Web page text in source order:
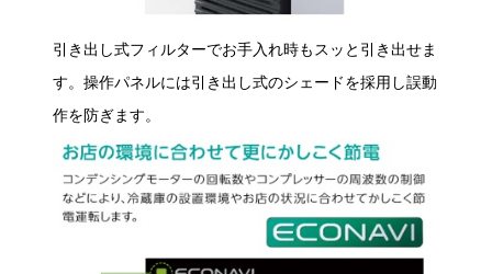
引き出し式フィルターでお手入れ時もスッと引き出せま
す。操作パネルには引き出し式のシェードを採用し誤動
作を防ぎます。